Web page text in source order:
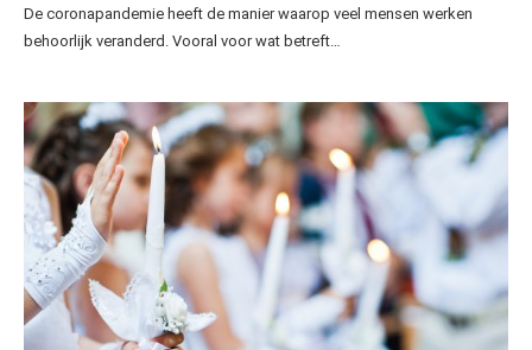
De coronapandemie heeft de manier waarop veel mensen werken
behoorlijk veranderd. Vooral voor wat betreft…